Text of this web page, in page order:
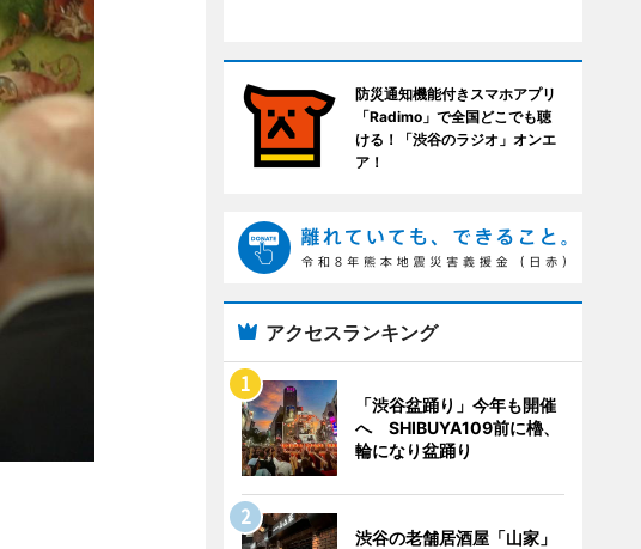
防災通知機能付きスマホアプリ
「Radimo」で全国どこでも聴
ける！「渋谷のラジオ」オンエ
ア！
アクセスランキング
「渋谷盆踊り」今年も開催
へ SHIBUYA109前に櫓、
輪になり盆踊り
渋谷の老舗居酒屋「山家」